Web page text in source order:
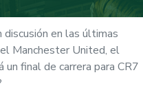
en las últimas
Manchester United, el
final de carrera para CR7